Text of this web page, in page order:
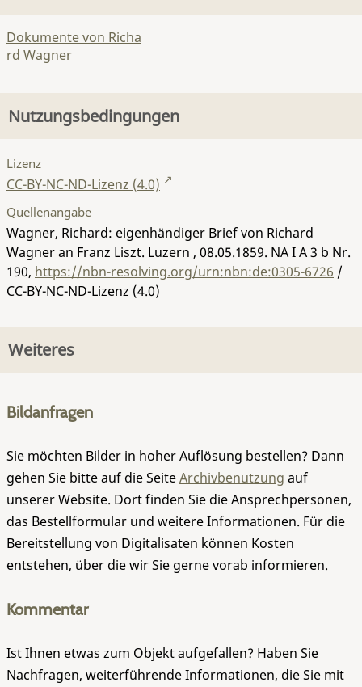
Dokumente von Richa
rd Wagner
Nutzungsbedingungen
Lizenz
CC-BY-NC-ND-Lizenz (4.0)
Quellenangabe
Wagner, Richard: eigenhändiger Brief von Richard
Wagner an Franz Liszt. Luzern , 08.05.1859. NA I A 3 b Nr.
190, https://nbn-resolving.org/urn:nbn:de:0305-6726 /
CC-BY-NC-ND-Lizenz (4.0)
Weiteres
Bildanfragen
Sie möchten Bilder in hoher Auflösung bestellen? Dann
gehen Sie bitte auf die SeiteArchivbenutzung auf
unserer Website. Dort finden Sie die Ansprechpersonen,
das Bestellformular und weitere Informationen. Für die
Bereitstellung von Digitalisaten können Kosten
entstehen, über die wir Sie gerne vorab informieren.
Kommentar
Ist Ihnen etwas zum Objekt aufgefallen? Haben Sie
Nachfragen, weiterführende Informationen, die Sie mit